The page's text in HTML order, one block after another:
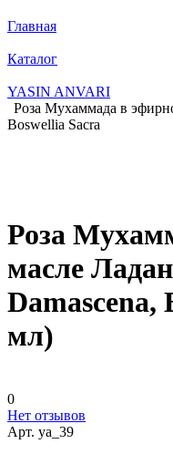
Главная
Каталог
YASIN ANVARI
Роза Мухаммада в
Boswellia Sacra
Роза
масле
Damascena,
мл)
0
Нет отзывов
Арт. ya_39